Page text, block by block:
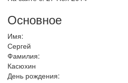
Основное
Имя:
Сергей
Фамилия:
Касюхин
День рождения: